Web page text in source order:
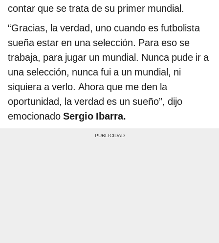
contar que se trata de su primer mundial.
“Gracias, la verdad, uno cuando es futbolista
sueña estar en una selección. Para eso se
trabaja, para jugar un mundial. Nunca pude ir a
una selección, nunca fui a un mundial, ni
siquiera a verlo. Ahora que me den la
oportunidad, la verdad es un sueño”, dijo
emocionado Sergio Ibarra.